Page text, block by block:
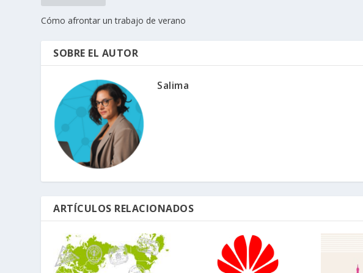
Cómo afrontar un trabajo de verano
SOBRE EL AUTOR
Salima
ARTÍCULOS RELACIONADOS